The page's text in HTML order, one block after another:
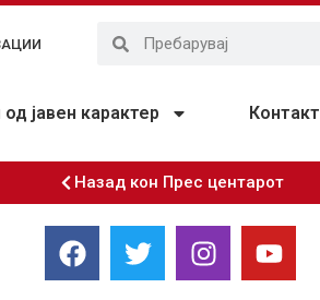
јавен карактер Контакт
Назад кон Прес центарот